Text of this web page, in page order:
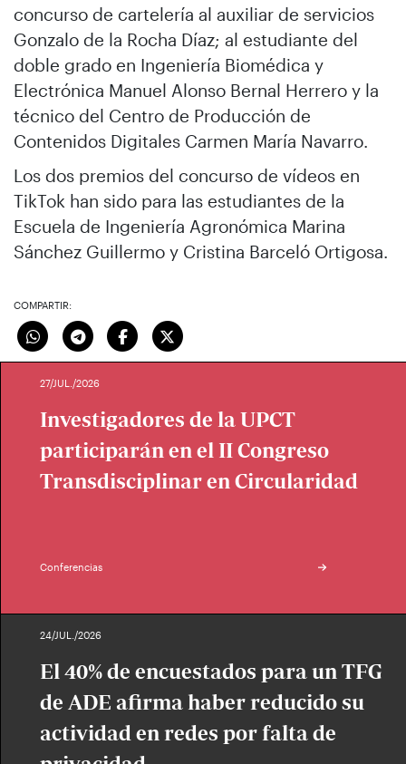
concurso de cartelería al auxiliar de servicios
Gonzalo de la Rocha Díaz; al estudiante del
doble grado en Ingeniería Biomédica y
Electrónica Manuel Alonso Bernal Herrero y la
técnico del Centro de Producción de
Contenidos Digitales Carmen María Navarro.
Los dos premios del concurso de vídeos en
TikTok han sido para las estudiantes de la
Escuela de Ingeniería Agronómica Marina
Sánchez Guillermo y Cristina Barceló Ortigosa.
COMPARTIR:
27/JUL./2026
Investigadores de la UPCT
participarán en el II Congreso
Transdisciplinar en Circularidad
Conferencias
24/JUL./2026
El 40% de encuestados para un TFG
de ADE afirma haber reducido su
actividad en redes por falta de